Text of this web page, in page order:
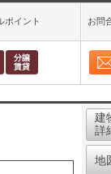
ポイント お問
建
詳
地